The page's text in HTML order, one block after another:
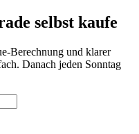
selbst kaufe
Berechnung und klarer
Danach jeden Sonntag